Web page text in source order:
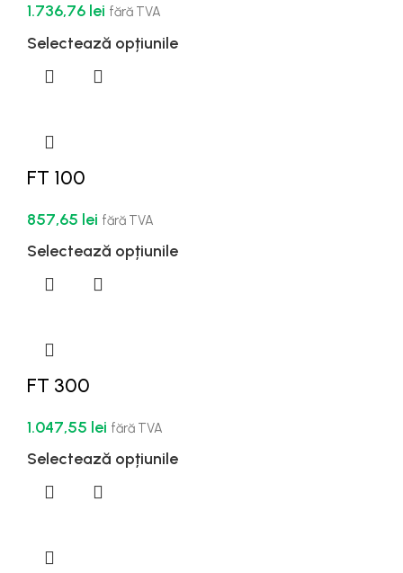
1.736,76 lei fără TVA
Selectează opțiunile
FT 100
857,65 lei fără TVA
Selectează opțiunile
FT 300
1.047,55 lei fără TVA
Selectează opțiunile